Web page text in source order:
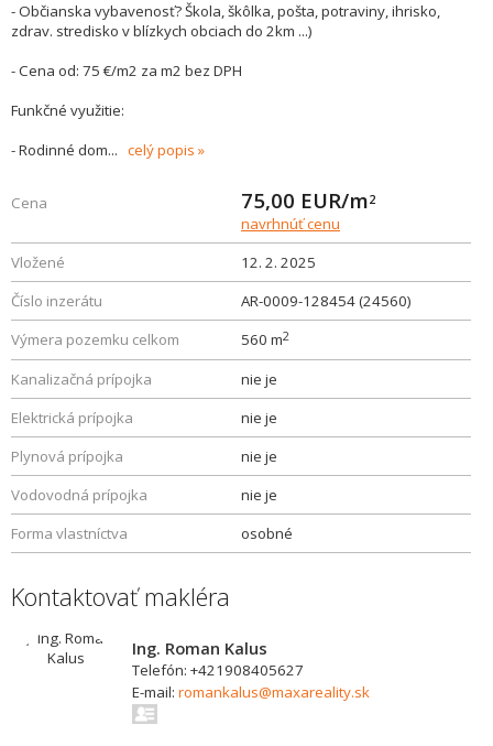
- Občianska vybavenosť? Škola, škôlka, pošta, potraviny, ihrisko,
zdrav. stredisko v blízkych obciach do 2km ...)
- Cena od: 75 €/m2 za m2 bez DPH
Funkčné využitie:
- Rodinné dom... celý popis
Cena 75,00 EUR/m2
navrhnúť cenu
Vložené
12. 2. 2025
Číslo inzerátu
AR-0009-128454 (24560)
Výmera pozemku celkom
560 m2
Kanalizačná prípojka
nie je
Elektrická prípojka
nie je
Plynová prípojka
nie je
Vodovodná prípojka
nie je
Forma vlastníctva
osobné
Kontaktovať makléra
Ing. Roman Kalus
Telefón: +421908405627
E-mail: romankalus@maxareality.sk